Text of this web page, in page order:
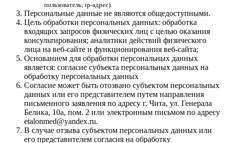
пользователь; ip-адрес).
Персональные данные не являются общедоступными.
Цель обработки персональных данных: обработка
входящих запросов физических лиц с целью оказания
консультирования; аналитики действий физического
лица на веб-сайте и функционирования веб-сайта;
Основанием для обработки персональных данных
является: согласие субъекта персональных данных на
обработку персональных данных
Согласие может быть отозвано субъектом персональных
данных или его представителем путем направления
письменного заявления по адресу г. Чита, ул. Генерала
Белика, 10а, пом. 2 или электронным письмом по адресу
etalonmed@yandex.ru.
В случае отзыва субъектом персональных данных или
его представителем согласия на обработку